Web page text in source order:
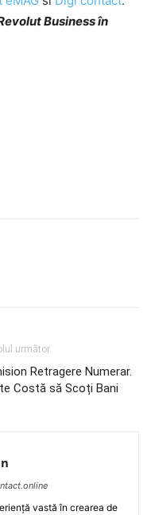
Business în
următor
Retragere Numerar.
Costă să Scoți Bani
vastă în crearea de